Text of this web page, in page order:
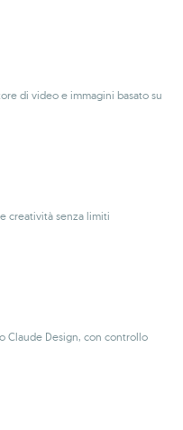
di video e immagini basato su
creatività senza limiti
Claude Design, con controllo